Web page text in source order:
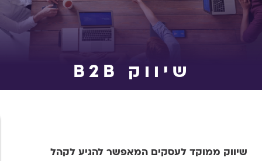
שיווק B2B
שיווק ממוקד לעסקים המאפשר להגיע לקהל